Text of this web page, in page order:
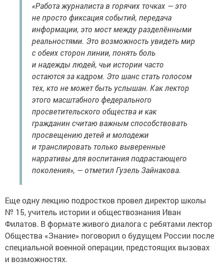
«Работа журналиста в горячих точках — это
не просто фиксация событий, передача
информации, это мост между разделёнными
реальностями. Это возможность увидеть мир
с обеих сторон линии, понять боль
и надежды людей, чьи истории часто
остаются за кадром. Это шанс стать голосом
тех, кто не может быть услышан. Как лектор
этого масштабного федерального
просветительского общества и как
гражданин считаю важным способствовать
просвещению детей и молодежи
и транслировать только выверенные
нарративы для воспитания подрастающего
поколения», — отметил Гузель Зайнакова.
Еще одну лекцию подростков провел директор школы
№ 15, учитель истории и обществознания Иван
Филатов. В формате живого диалога с ребятами лектор
Общества «Знание» поговорил о будущем России после
специальной военной операции, предстоящих вызовах
и возможностях.